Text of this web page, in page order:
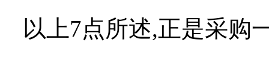
以上7点所述,正是采购